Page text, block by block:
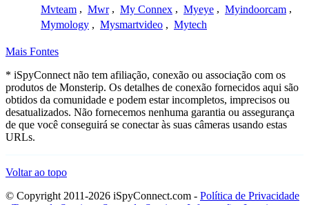
Mvteam , Mwr , My Connex , Myeye , Myindoorcam ,
Mymology , Mysmartvideo , Mytech
Mais Fontes
* iSpyConnect não tem afiliação, conexão ou associação com os
produtos de Monsterip. Os detalhes de conexão fornecidos aqui são
obtidos da comunidade e podem estar incompletos, imprecisos ou
desatualizados. Não fornecemos nenhuma garantia ou assegurança
de que você conseguirá se conectar às suas câmeras usando estas
URLs.
Voltar ao topo
© Copyright 2011-2026 iSpyConnect.com - Política de Privacidade